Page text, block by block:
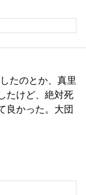
たのとか、真里
たけど、絶対死
良かった。大団